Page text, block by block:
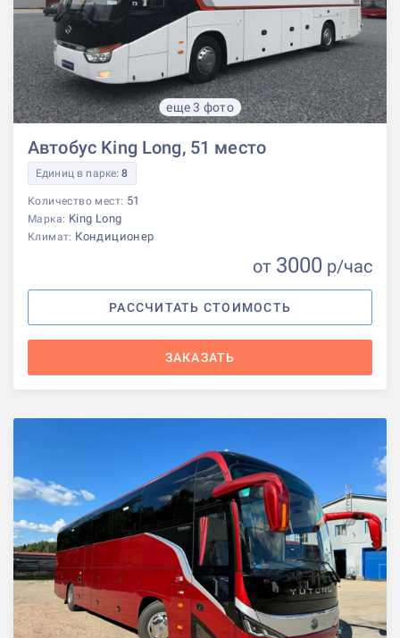
еще 3 фото
Автобус King Long, 51 место
Единиц в парке:8
Количество мест: 51
Марка: King Long
Климат: Кондиционер
от 3000 р/час
РАССЧИТАТЬ СТОИМОСТЬ
ЗАКАЗАТЬ